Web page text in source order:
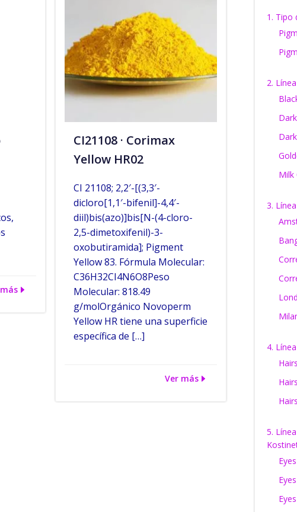
CI21108 · Corimax
Yellow HR02
CI 21108; 2,2′-[(3,3′-
dicloro[1,1′-bifenil]-4,4′-
diil)bis(azo)]bis[N-(4-cloro-
2,5-dimetoxifenil)-3-
oxobutiramida]; Pigment
Yellow 83. Fórmula Molecular:
C36H32CI4N6O8Peso
Molecular: 818.49
g/molOrgánico Novoperm
Yellow HR tiene una superficie
específica de […]
Ver más
1. Tipo
2.
Milk
3.
4.
5.